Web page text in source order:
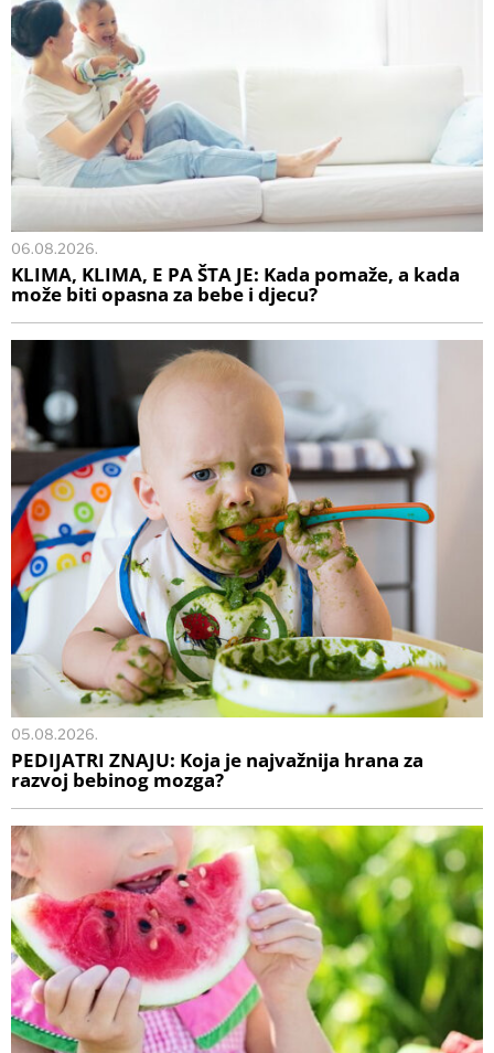
06.08.2026.
KLIMA, KLIMA, E PA ŠTA JE: Kada pomaže, a kada
može biti opasna za bebe i djecu?
05.08.2026.
PEDIJATRI ZNAJU: Koja je najvažnija hrana za
razvoj bebinog mozga?